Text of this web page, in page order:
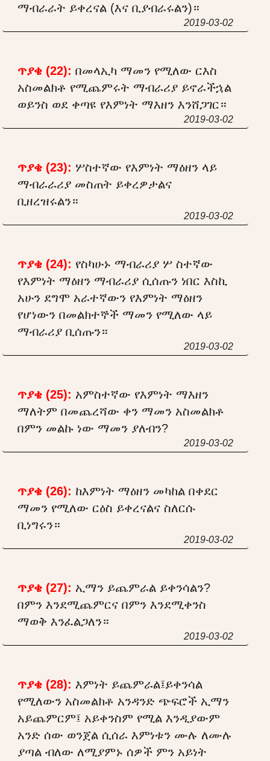
ማብራራት ይቀረናል (እና ቢያብራሩልን)።
2019-03-02
ጥያቄ (22): በመላኢካ ማመን የሚለው ርእስ
አስመልክቶ የሚጨምሩት ማብራሪያ ይኖራችኋል
ወይንስ ወደ ቀጣዩ የእምነት ማእዘን እንሸጋገር።
2019-03-02
ጥያቄ (23): ሦስተኛው የእምነት ማዕዘን ላይ
ማብራራሪያ መስጠት ይቀረዎታልና
ቢዘረዝሩልን።
2019-03-02
ጥያቄ (24): የስካሁኑ ማብራሪያ ሦ ስተኛው
የእምነት ማዕዘን ማብራሪያ ሲሰጡን ነበር እስኪ
አሁን ደግሞ አራተኛውን የእምነት ማዕዘን
የሆነውን በመልክተኞች ማመን የሚለው ላይ
ማብራሪያ ቢሰጡን።
2019-03-02
ጥያቄ (25): አምስተኛው የእምነት ማእዘን
ማለትም በመጨረሻው ቀን ማመን አስመልክቶ
በምን መልኩ ነው ማመን ያለብን?
2019-03-02
ጥያቄ (26): ከእምነት ማዕዘን መካከል በቀደር
ማመን የሚለው ርዕስ ይቀረናልና ስለርሱ
ቢነግሩን።
2019-03-02
ጥያቄ (27): ኢማን ይጨምራል ይቀንሳልን?
በምን እንደሚጨምርና በምን እንደሚቀንስ
ማወቅ እንፈልጋለን።
2019-03-02
ጥያቄ (28): እምነት ይጨምራል፤ይቀንሳል
የሚለውን አስመልክቶ አንዳንድ ጭፍሮች ኢማን
አይጨምርም፤ አይቀንስም የሚል እንዲያውም
አንድ ሰው ወንጀል ሲሰራ እምነቱን ሙሉ ለሙሉ
ያጣል ብለው ለሚያምኑ ሰዎች ምን አይነት